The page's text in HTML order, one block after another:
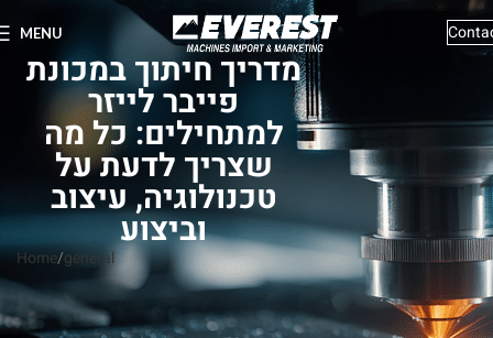
MENU
מדריך חיתוך במכונת
פייבר לייזר
למתחילים: כל מה
שצריך לדעת על
טכנולוגיה, עיצוב
וביצוע
Home general